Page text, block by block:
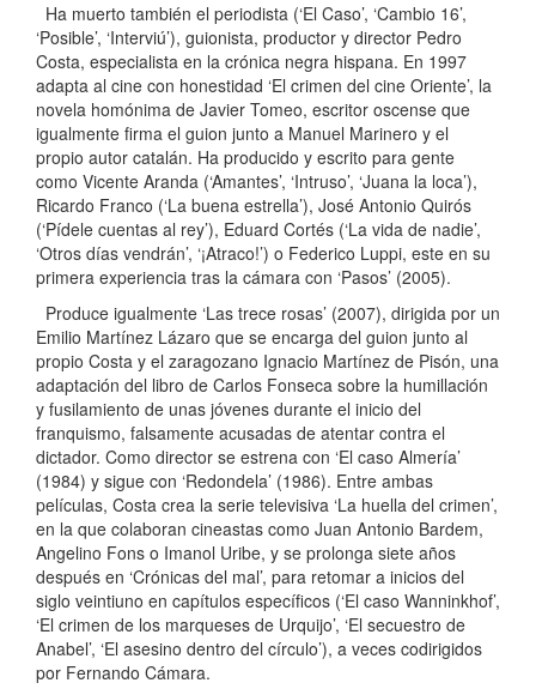
Ha muerto también el periodista (‘El Caso’, ‘Cambio 16’,
‘Posible’, ‘Interviú’), guionista, productor y director Pedro
Costa, especialista en la crónica negra hispana. En 1997
adapta al cine con honestidad ‘El crimen del cine Oriente’, la
novela homónima de Javier Tomeo, escritor oscense que
igualmente firma el guion junto a Manuel Marinero y el
propio autor catalán. Ha producido y escrito para gente
como Vicente Aranda (‘Amantes’, ‘Intruso’, ‘Juana la loca’),
Ricardo Franco (‘La buena estrella’), José Antonio Quirós
(‘Pídele cuentas al rey’), Eduard Cortés (‘La vida de nadie’,
‘Otros días vendrán’, ‘¡Atraco!’) o Federico Luppi, este en su
primera experiencia tras la cámara con ‘Pasos’ (2005).
Produce igualmente ‘Las trece rosas’ (2007), dirigida por un
Emilio Martínez Lázaro que se encarga del guion junto al
propio Costa y el zaragozano Ignacio Martínez de Pisón, una
adaptación del libro de Carlos Fonseca sobre la humillación
y fusilamiento de unas jóvenes durante el inicio del
franquismo, falsamente acusadas de atentar contra el
dictador. Como director se estrena con ‘El caso Almería’
(1984) y sigue con ‘Redondela’ (1986). Entre ambas
películas, Costa crea la serie televisiva ‘La huella del crimen’,
en la que colaboran cineastas como Juan Antonio Bardem,
Angelino Fons o Imanol Uribe, y se prolonga siete años
después en ‘Crónicas del mal’, para retomar a inicios del
siglo veintiuno en capítulos específicos (‘El caso Wanninkhof’,
‘El crimen de los marqueses de Urquijo’, ‘El secuestro de
Anabel’, ‘El asesino dentro del círculo’), a veces codirigidos
por Fernando Cámara.